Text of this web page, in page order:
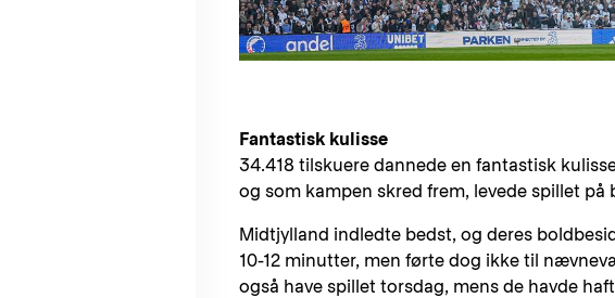
Fantastisk kulisse
34.418 tilskuere dannede en fantastisk
og som kampen skred frem, levede spillet på
Midtjylland indledte bedst, og deres
10-12 minutter, men førte dog ikke til
også have spillet torsdag, mens de havde